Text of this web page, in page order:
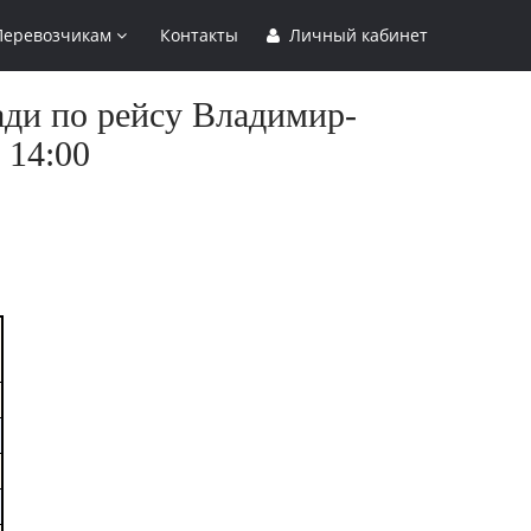
Контакты Личный кабинет
по рейсу Владимир-
14:00